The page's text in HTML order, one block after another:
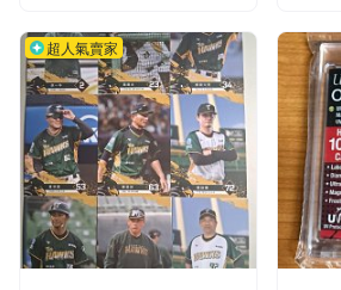
超人氣賣家